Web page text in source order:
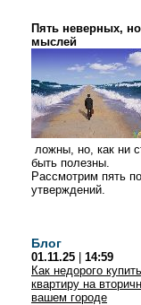
Пять неверных,
мыслей
ложны, но, как ни
быть полезны.
Рассмотрим пять
утверждений.
Блог
01.11.25
14:59
Как недорого
квартиру на
вашем городе